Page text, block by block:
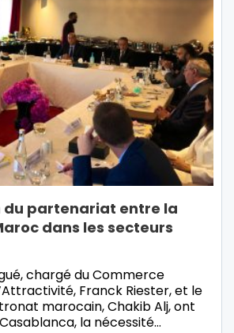
du partenariat entre la
dans les secteurs
chargé du Commerce
Franck Riester, et le
marocain, Chakib Alj, ont
la nécessité…